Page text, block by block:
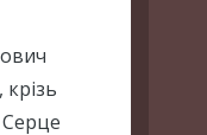
крізь
Серце